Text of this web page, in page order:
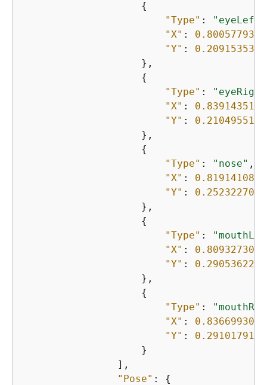
{
"Type" : "eyeLeft"
"X" :
"Y" :
                    },
{
"Type" :
"X" :
"Y" :
                    },
{
"Type" : "nose" ,
"X" :
"Y" :
                    },
{
"Type" :
"X" :
"Y" :
                    },
{
"Type" :
"X" :
"Y" :
                    }
                ],
"Pose" : {